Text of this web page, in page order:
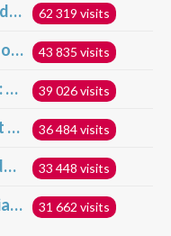
Soutien à Louis Fouché, objet d’attaques hideuses 62 319 visits
« Avant que votre enfant ne soit injecté », déclaration du Dr Robert Malone sur les vaccins géniques Covid pour enfants 43 835 visits
Composition du vaccin Pfizer : des résultats alarmants ?! 39 026 visits
« Primum Nocere » : le complot dévoilé ! 36 484 visits
Viol des esprits et psychose de masse 33 448 visits
Me Viriginie de Araujo-Recchia raflée chez elle ce matin par l’État français ! 31 662 visits